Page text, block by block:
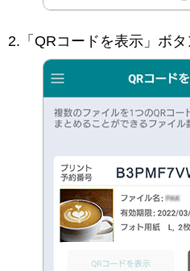
2.「QRコードを表示」ボタ